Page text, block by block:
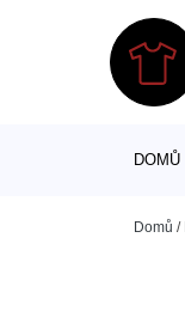
DOMŮ
Domů /